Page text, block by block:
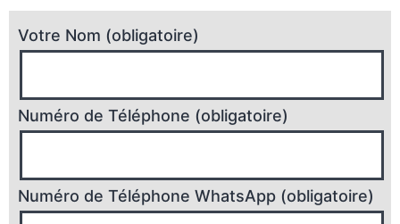
Votre Nom (obligatoire)
Numéro de Téléphone (obligatoire)
Numéro de Téléphone WhatsApp (obligatoire)